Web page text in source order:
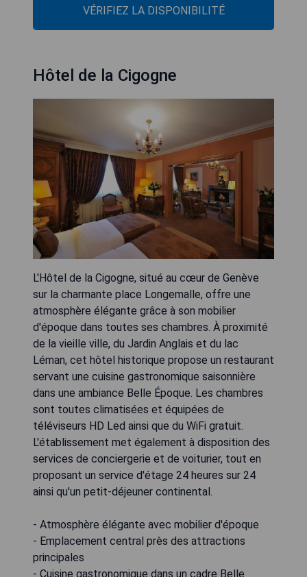
VÉRIFIEZ LA DISPONIBILITÉ
Hôtel de la Cigogne
L'Hôtel de la Cigogne, situé au cœur de Genève
sur la charmante place Longemalle, offre une
atmosphère élégante grâce à son mobilier
d'époque dans toutes ses chambres. À proximité
de la vieille ville, du Jardin Anglais et du lac
Léman, cet hôtel historique propose un restaurant
servant une cuisine gastronomique saisonnière
dans une ambiance Belle Époque. Les chambres
sont toutes climatisées et équipées de
téléviseurs HD Led ainsi que du WiFi gratuit.
L'établissement met également à disposition des
services de conciergerie et de voiturier, tout en
proposant un service d'étage 24 heures sur 24
ainsi qu'un petit-déjeuner continental.
- Atmosphère élégante avec mobilier d'époque
- Emplacement central près des attractions
principales
- Cuisine gastronomique dans un cadre Belle